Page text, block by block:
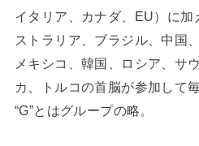
イタリア、カナダ、EU）に
ストラリア、ブラジル、中国
メキシコ、韓国、ロシア、サ
カ、トルコの首脳が参加して
“G”とはグループの略。